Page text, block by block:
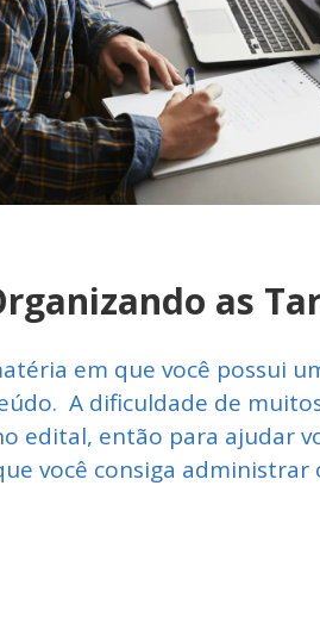
as
em que você possui
A dificuldade de
edital, então para ajudar
você consiga administrar